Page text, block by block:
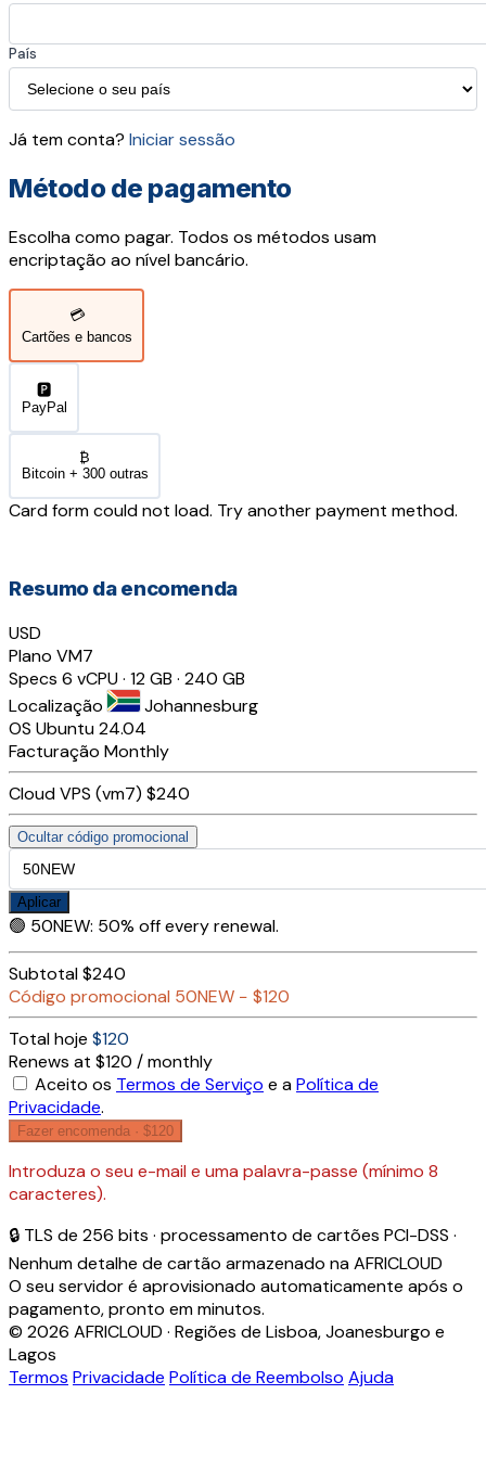
País
Já tem conta? Iniciar sessão
Método de pagamento
Escolha como pagar. Todos os métodos usam
encriptação ao nível bancário.
💳
Cartões e bancos
🅿️
PayPal
₿
Bitcoin + 300 outras
Card form could not load. Try another payment method.
Resumo da encomenda
USD
Plano VM7
Specs 6 vCPU · 12 GB · 240 GB
Localização
Johannesburg
OS Ubuntu 24.04
Facturação Monthly
Cloud VPS (vm7) $240
Ocultar código promocional
Aplicar
🟢 50NEW: 50% off every renewal.
Subtotal$240
Código promocional 50NEW − $120
Total hoje $120
Renews at $120 / monthly
Aceito os Termos de Serviço e aPolítica de
Privacidade.
Fazer encomenda · $120
Introduza o seu e-mail e uma palavra-passe (mínimo 8
caracteres).
🔒 TLS de 256 bits · processamento de cartões PCI-DSS ·
Nenhum detalhe de cartão armazenado na AFRICLOUD
O seu servidor é aprovisionado automaticamente após o
pagamento, pronto em minutos.
© 2026 AFRICLOUD · Regiões de Lisboa, Joanesburgo e
Lagos
Termos Privacidade Política de Reembolso Ajuda